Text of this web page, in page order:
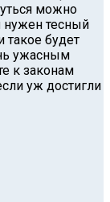
можно
нужен тесный
такое будет
ужасным
к законам
уж достигли